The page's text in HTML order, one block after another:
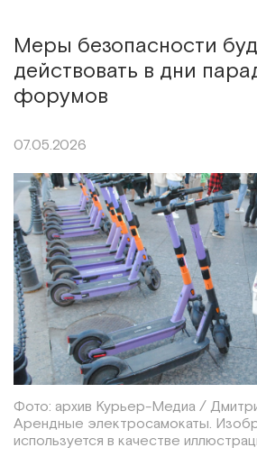
Меры безопасности
действовать в дни
форумов
07.05.2026
Фото: архив Курьер-Медиа /
Арендные электросамокаты.
используется в качестве